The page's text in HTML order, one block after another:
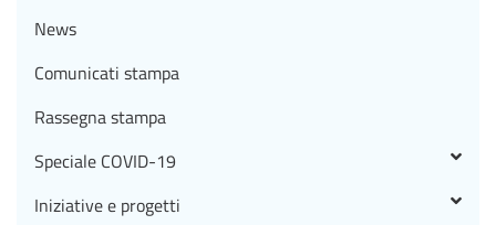
News
Comunicati stampa
Rassegna stampa
Speciale COVID-19
Iniziative e progetti